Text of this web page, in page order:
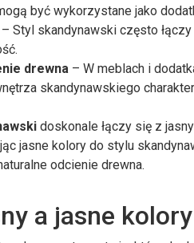
być wykorzystane jako
– Styl skandynawski często
drewna – W meblach i
skandynawskiego
doskonale łączy się z
jasne kolory do stylu
odcienie drewna.
a jasne kolory